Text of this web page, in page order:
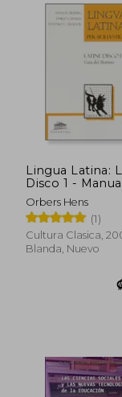
Lingua Latina:
Disco 1 -
Alumno
Orbers Hens
(1)
Cultura Clasica,
Blanda, Nuevo